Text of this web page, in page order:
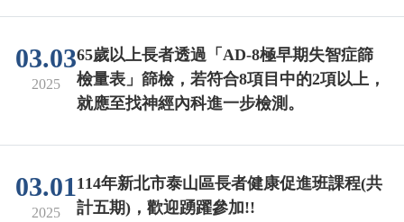
03.03
2025
65歲以上長者透過「AD-8極早期失智症篩
檢量表」篩檢，若符合8項目中的2項以上，
就應至找神經內科進一步檢測。
03.01
2025
114年新北市泰山區長者健康促進班課程(共
計五期)，歡迎踴躍參加!!